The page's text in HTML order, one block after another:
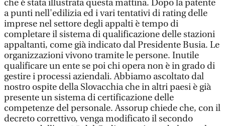
che è stata illustrata questa mattina. Dopo la patente
a punti nell'edilizia ed i vari tentativi di rating delle
imprese nel settore degli appalti è tempo di
completare il sistema di qualificazione delle stazioni
appaltanti, come già indicato dal Presidente Busia. Le
organizzazioni vivono tramite le persone. Inutile
qualificare un ente se poi chi opera non è in grado di
gestire i processi aziendali. Abbiamo ascoltato dal
nostro ospite della Slovacchia che in altri paesi è già
presente un sistema di certificazione delle
competenze del personale. Assorup chiede che, con il
decreto correttivo, venga modificato il secondo